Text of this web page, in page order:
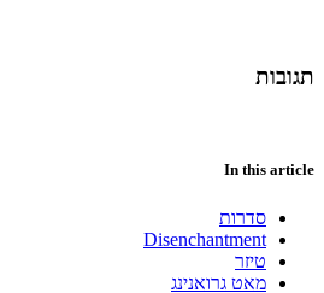
תגובות
In this article
סדרות
Disenchantment
טיזר
מאט גרואנינג